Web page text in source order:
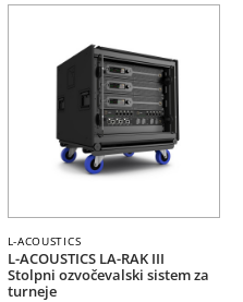
L-ACOUSTICS
L-ACOUSTICS LA-RAK III
Stolpni ozvočevalski sistem za
turneje